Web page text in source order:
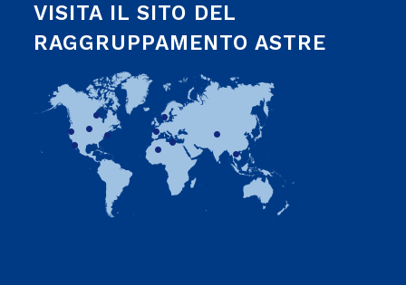
VISITA IL SITO DEL
RAGGRUPPAMENTO ASTRE